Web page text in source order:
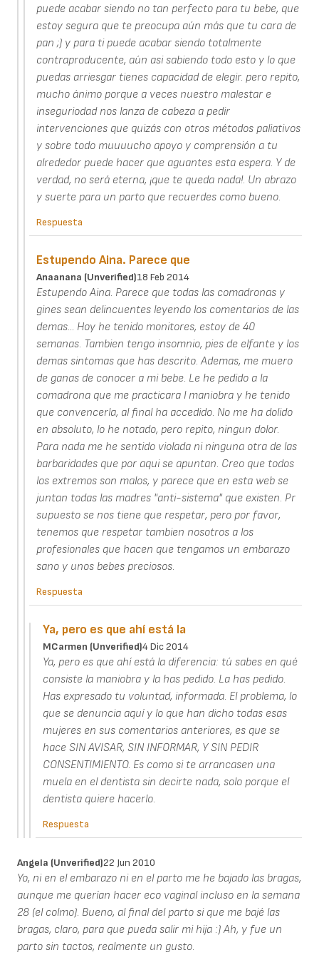
puede acabar siendo no tan perfecto para tu bebe, que
estoy segura que te preocupa aún más que tu cara de
pan ;) y para ti puede acabar siendo totalmente
contraproducente, aún asi sabiendo todo esto y lo que
puedas arriesgar tienes capacidad de elegir. pero repito,
mucho ánimo porque a veces nuestro malestar e
inseguriodad nos lanza de cabeza a pedir
intervenciones que quizás con otros métodos paliativos
y sobre todo muuuucho apoyo y comprensión a tu
alrededor puede hacer que aguantes esta espera. Y de
verdad, no será eterna, ¡que te queda nada!. Un abrazo
y suerte para un parto que recuerdes como bueno.
Respuesta
Estupendo Aina. Parece que
Anaanana (unverified)18 Feb 2014
Estupendo Aina. Parece que todas las comadronas y
gines sean delincuentes leyendo los comentarios de las
demas... Hoy he tenido monitores, estoy de 40
semanas. Tambien tengo insomnio, pies de elfante y los
demas sintomas que has descrito. Ademas, me muero
de ganas de conocer a mi bebe. Le he pedido a la
comadrona que me practicara l maniobra y he tenido
que convencerla, al final ha accedido. No me ha dolido
en absoluto, lo he notado, pero repito, ningun dolor.
Para nada me he sentido violada ni ninguna otra de las
barbaridades que por aqui se apuntan. Creo que todos
los extremos son malos, y parece que en esta web se
juntan todas las madres "anti-sistema" que existen. Pr
supuesto se nos tiene que respetar, pero por favor,
tenemos que respetar tambien nosotros a los
profesionales que hacen que tengamos un embarazo
sano y unos bebes preciosos.
Respuesta
Ya, pero es que ahí está la
MCarmen (unverified)4 Dic 2014
Ya, pero es que ahí está la diferencia: tú sabes en qué
consiste la maniobra y la has pedido. La has pedido.
Has expresado tu voluntad, informada. El problema, lo
que se denuncia aquí y lo que han dicho todas esas
mujeres en sus comentarios anteriores, es que se
hace SIN AVISAR, SIN INFORMAR, Y SIN PEDIR
CONSENTIMIENTO. Es como si te arrancasen una
muela en el dentista sin decirte nada, solo porque el
dentista quiere hacerlo.
Respuesta
Angela (unverified)22 Jun 2010
Yo, ni en el embarazo ni en el parto me he bajado las bragas,
aunque me querían hacer eco vaginal incluso en la semana
28 (el colmo). Bueno, al final del parto si que me bajé las
bragas, claro, para que pueda salir mi hija :) Ah, y fue un
parto sin tactos, realmente un gusto.